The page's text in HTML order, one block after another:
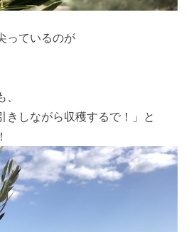
っているのが
きしながら収穫するで！」と